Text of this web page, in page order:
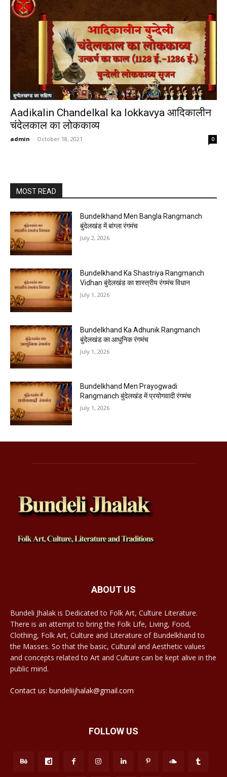
बुन्देलखण्ड का सहित्य
Aadikalin Chandelkal ka lokkavya आदिकालीन
चंदेलकाल का लोककाव्य
admin - October 18, 2021 0
MOST READ
Bundelkhand Men Bangla Rangmanch
बुंदेलखंड में बांग्ला रंगमंच
July 2, 2026
Bundelkhand Ka Shastriya Rangmanch
Vidhan बुंदेलखंड का शास्त्रीय रंगमंच विधान
July 1, 2026
Bundelkhand Ka Adhunik Rangmanch
बुंदेलखंड का आधुनिक रंगमंच
July 1, 2026
Bundelkhand Men Prayogwadi
Rangmanch बुंदेलखंड में प्रयोगवादी रंगमंच
July 1, 2026
ABOUT US
Bundeli Jhalak is Dedicated to Folk Art, Culture Literature.
There is an attempt to bring the Folk Life, Living, Food,
Clothing, Folk Art, Culture and Literature of Bundelkhand to
the Masses. So that the basic, Cultural and Aesthetic values
and concepts related to Art and Culture can be kept alive in the
public mind.
Contact us: bundeliijhalak@gmail.com
FOLLOW US